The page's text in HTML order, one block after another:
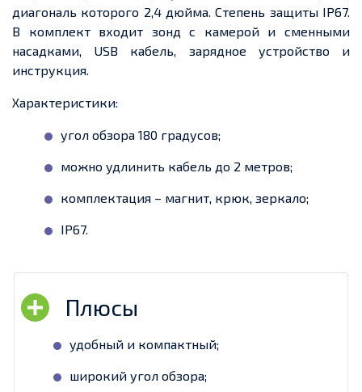
диагональ которого 2,4 дюйма. Степень защиты IP67.
В комплект входит зонд с камерой и сменными
насадками, USB кабель, зарядное устройство и
инструкция.
Характеристики:
угол обзора 180 градусов;
можно удлинить кабель до 2 метров;
комплектация – магнит, крюк, зеркало;
IP67.
удобный и компактный;
широкий угол обзора;